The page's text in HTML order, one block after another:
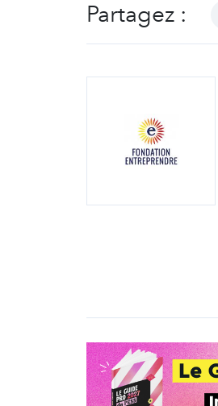
Partagez :